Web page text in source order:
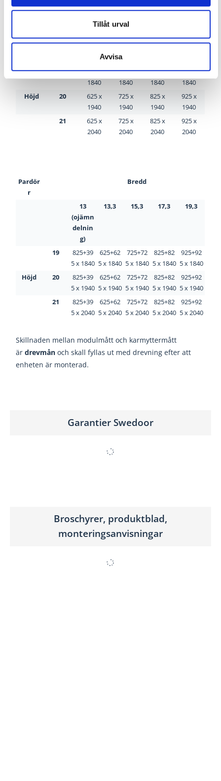
Tillåt urval
Avvisa
Dörrbladsmått (själva dörren)
rr
19
625 x
1840
725 x
1840
825 x
1840
925 x
1840
Höjd
20
625 x
1940
725 x
1940
825 x
1940
925 x
1940
21
625 x
2040
725 x
2040
825 x
2040
925 x
2040
Pardör
r
Bredd
13
(ojämn
delnin
g)
13,3 15,3 17,3 19,3
19
825+39
5 x 1840
625+62
5 x 1840
725+72
5 x 1840
825+82
5 x 1840
925+92
5 x 1840
Höjd
20
825+39
5 x 1940
625+62
5 x 1940
725+72
5 x 1940
825+82
5 x 1940
925+92
5 x 1940
21
825+39
5 x 2040
625+62
5 x 2040
725+72
5 x 2040
825+82
5 x 2040
925+92
5 x 2040
Skillnaden mellan modulmått och karmyttermått
ärdrevmån och skall fyllas ut med drevning efter att
enheten är monterad.
Garantier Swedoor
Broschyrer, produktblad,
monteringsanvisningar